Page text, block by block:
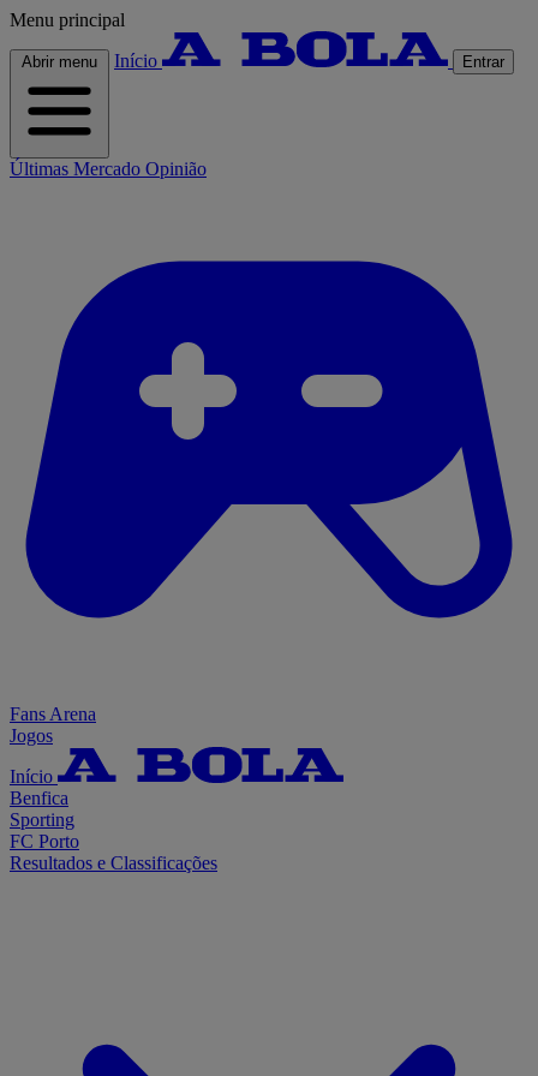
Menu principal
Abrir menu Início Entrar
Últimas Mercado Opinião
Fans Arena
Jogos
Início
Benfica
Sporting
FC Porto
Resultados e Classificações